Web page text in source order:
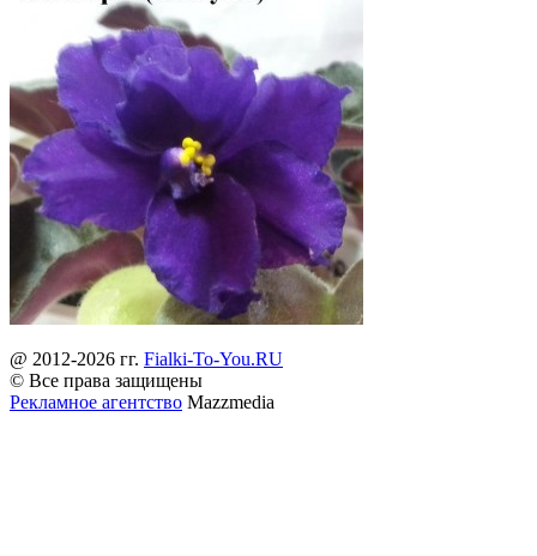
@ 2012-2026 гг. Fialki-To-You.RU
© Все права защищены
Рекламное агентство Mazzmedia